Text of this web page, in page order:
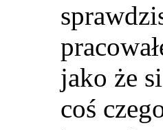
jako że
coś